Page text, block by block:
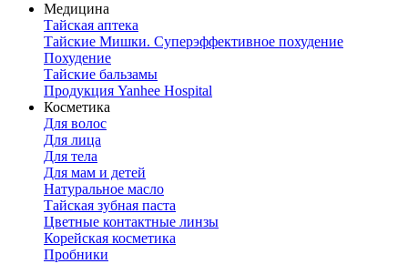
Медицина
Тайская аптека
Тайские Мишки. Суперэффективное похудение
Похудение
Тайские бальзамы
Продукция Yanhee Hospital
Косметика
Для волос
Для лица
Для тела
Для мам и детей
Натуральное масло
Тайская зубная паста
Цветные контактные линзы
Корейская косметика
Пробники